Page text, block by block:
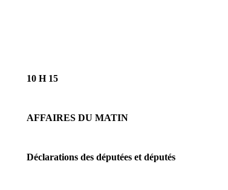
10 H 15
AFFAIRES DU MATIN
Déclarations des députées et députés